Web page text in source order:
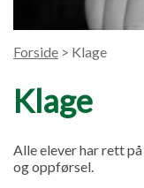
Forside > Klage
Klage
Alle elever har rett
og oppførsel.